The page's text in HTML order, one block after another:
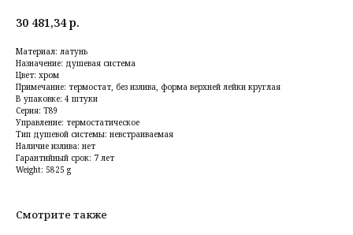
30 481,34 р.
Материал: латунь
Назначение: душевая система
Цвет: хром
Примечание: термостат, без излива, форма верхней лейки круглая
В упаковке: 4 штуки
Серия: T89
Управление: термостатическое
Тип душевой системы: невстраиваемая
Наличие излива: нет
Гарантийный срок: 7 лет
Weight: 5825 g
Смотрите также